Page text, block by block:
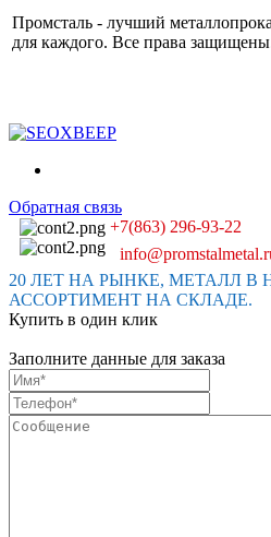
Промсталь - лучший
для каждого. Все права
Обратная связь
+7(863) 296-93-22
20 ЛЕТ НА РЫНКЕ, МЕТАЛЛ
АССОРТИМЕНТ НА СКЛАДЕ.
Купить в один клик
Заполните данные для заказа